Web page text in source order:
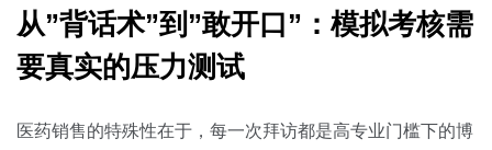
交易跟进
从”背话术”到”敢开口”：模拟考核需
要真实的压力测试
医药销售的特殊性在于，每一次拜访都是高专业门槛下的博